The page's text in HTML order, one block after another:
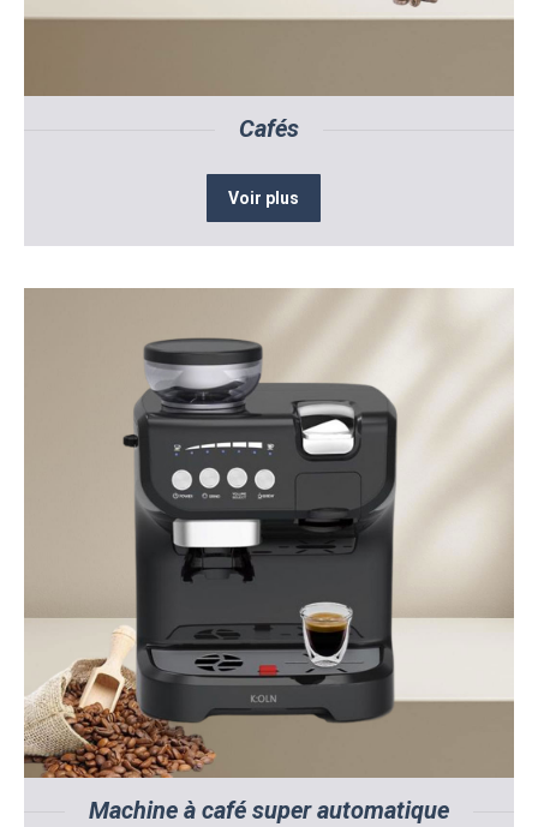
Cafés
Voir plus
Machine à café super automatique